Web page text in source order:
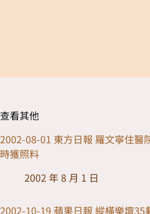
查看其他
2002-08-01 東方日報 羅文寧住
時獲照料
2002 年 8 月 1 日
2002-10-19 蘋果日報 縱橫樂壇35